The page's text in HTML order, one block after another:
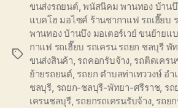
Tags
ขนส่งรถยนต์,พนัสนิคม พานทอง บ้านบึ
แบคโฮ มอไซค์ ร้านชากาแฟ รถเฮี๊ยบ
พานทอง บ้านบึง มอเตอร์เวย์ ขนย้ายแ
กาแฟ รถเฮี๊ยบ รถเครน รถยก ชลบุรี พั
ขนส่งสินค้า, รถคอกรับจ้าง, รถติดเคร
ย้ายรถยนต์, รถยก ตำบลท่าเทววงษ์ อำ
ชลบุรี, รถยก-ชลบุรี-พัทยา-ศรีราช, รถ
เครนชลบุรี, รถยกรถเครนรับจ้าง, รถย